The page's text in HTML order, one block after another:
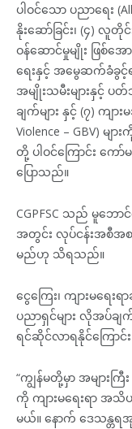
ပါဝင်သော ပညာရေး
နိုးဆော်ခြင်း၊ (၄) လူ
ဝန်ဆောင်မှုမျိုး ဖြစ်အေ
ရေးနှင့် အမွေဆက်ခံခွင့်
အမျိုးသမီးများနှ
ချက်များ နှင့် (၇) ကျာ
Violence – GBV) မ
တို့ ပါဝင်ကြောင်း က
ပြောသည်။
CGPFSC သည် မူဘေ
အတွင်း လုပ်ငန်းအစီအ
မည်ဟု သိရသည်။
ငွေကြေး၊ ကျားမရ
ပညာရှင်များ လိုအပ်ချ
ရင်ဆိုင်လာရနိုင်ကြော
“ကျွန်မတို့မှာ အများက
ကို ကျားမရေးရာ အသိပ
မယ်။ နောက် ဒေသန္တရ